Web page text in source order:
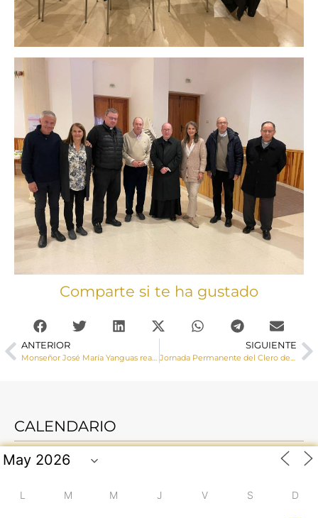
Comparte si te ha gustado
ANTERIOR
Monseñor José María Yanguas realiza la apertura de la Asamblea de Cáritas Diocesana de Cuenca
SIGUIENTE
Jornada Permanente del Clero del mes de noviembre
CALENDARIO
L M M J V S D